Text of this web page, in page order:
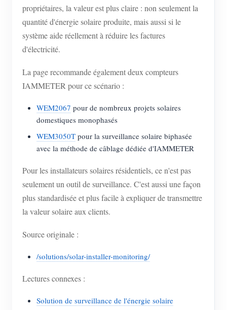
propriétaires, la valeur est plus claire : non seulement la
quantité d'énergie solaire produite, mais aussi si le
système aide réellement à réduire les factures
d'électricité.
La page recommande également deux compteurs
IAMMETER pour ce scénario :
WEM2067 pour de nombreux projets solaires
domestiques monophasés
WEM3050T pour la surveillance solaire biphasée
avec la méthode de câblage dédiée d'IAMMETER
Pour les installateurs solaires résidentiels, ce n'est pas
seulement un outil de surveillance. C'est aussi une façon
plus standardisée et plus facile à expliquer de transmettre
la valeur solaire aux clients.
Source originale :
/solutions/solar-installer-monitoring/
Lectures connexes :
Solution de surveillance de l'énergie solaire